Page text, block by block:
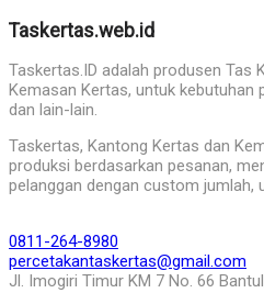
Taskertas.web.id
Taskertas.ID adalah produsen Tas
Kemasan Kertas, untuk kebutuhan
dan lain-lain.
Taskertas, Kantong Kertas dan
produksi berdasarkan pesanan,
pelanggan dengan custom jumlah,
0811-264-8980
percetakantaskertas@gmail.com
Jl. Imogiri Timur KM 7 No. 66